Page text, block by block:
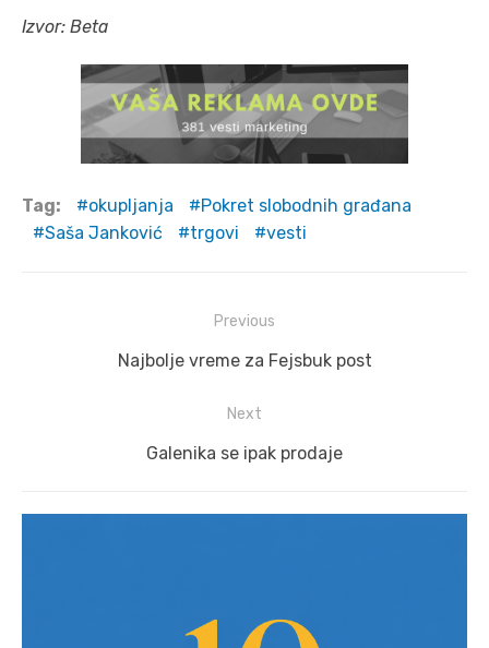
Izvor: Beta
Tag: okupljanja
Pokret slobodnih građana
Saša Janković
trgovi vesti
navigation
Previous
Previous
Najbolje vreme za Fejsbuk post
Next
Next
Galenika se ipak prodaje